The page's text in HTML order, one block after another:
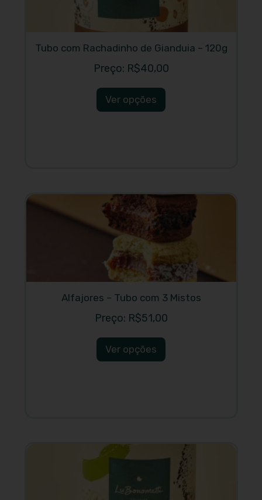
Tubo com Rachadinho de Gianduia – 120g
R$40,00
Ver opções
Alfajores – Tubo com 3 Mistos
R$51,00
Ver opções